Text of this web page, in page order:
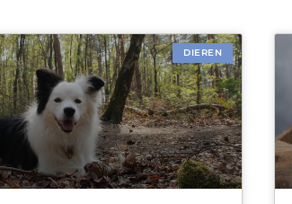
DIEREN